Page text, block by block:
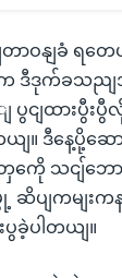
ာဝနျခံ ရတေ
က ဒီဒုက်ခ
ပွငျထားပွီး
တယျ။ ဒီနေ့ပို့
သငျ်ဘော ၅
မွို့ ဆိပျကမျး
ခဲ့ပါတယျ။